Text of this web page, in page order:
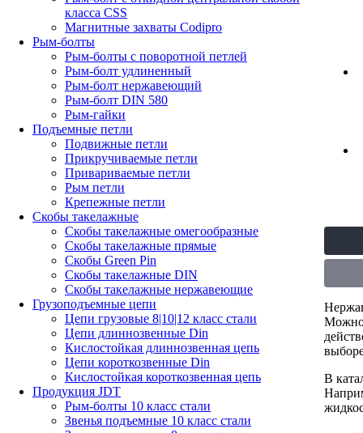
класса CSS
Магнитные захваты Codipro
Рым-болты
Рым-болты с поворотной петлей
Рым-болт удлиненный
Рым-болт нержавеющий
Рым-болт DIN 580
Рым-гайки
Подъемные петли
Подвижные петли
Прикручиваемые петли
Привариваемые петли
Рым петли
Крепежные петли
Скобы такелажные
Скобы такелажные омегообразные
Скобы такелажные прямые
Скобы Green Pin
Скобы такелажные DIN
Скобы такелажные нержавеющие
Грузоподъемные цепи
Цепи грузовые 8|10|12 класс стали
Цепи длиннозвенные Din
Кислостойкая длиннозвенная цепь
Цепи короткозвенные Din
Кислостойкая короткозвенная цепь
Продукция JDT
Рым-болты 10 класс стали
Звенья подъемные 10 класс стали
Можно
В